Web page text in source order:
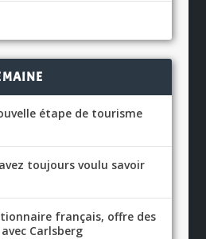
étape de tourisme
toujours voulu savoir
français, offre des
Carlsberg